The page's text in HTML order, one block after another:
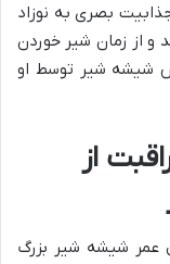
بصری به نوزاد
و از زمان شیر خوردن
شیشه شیر توسط او
از
عمر شیشه شیر بزرگ